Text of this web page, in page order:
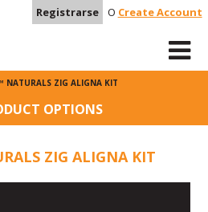
Registrarse O Create Account
NATURALS ZIG ALIGNA KIT
OPTIONS
ZIG ALIGNA KIT